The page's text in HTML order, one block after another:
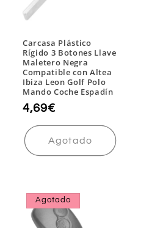
Carcasa Plástico
Rígido 3 Botones Llave
Maletero Negra
Compatible con Altea
Ibiza Leon Golf Polo
Mando Coche Espadín
Precio
habitual
4,69€
Agotado
Agotado